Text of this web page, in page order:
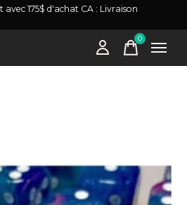
avec 175$ d'achat CA : Livraison
0items